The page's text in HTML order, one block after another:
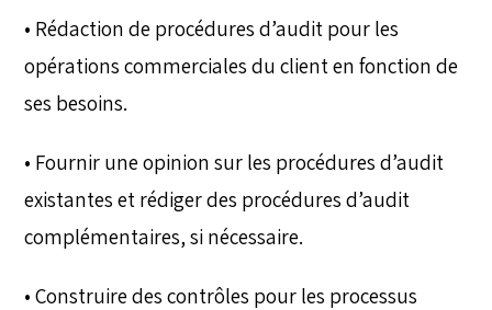
• Rédaction de procédures d’audit pour les
opérations commerciales du client en fonction de
ses besoins.
• Fournir une opinion sur les procédures d’audit
existantes et rédiger des procédures d’audit
complémentaires, si nécessaire.
• Construire des contrôles pour les processus